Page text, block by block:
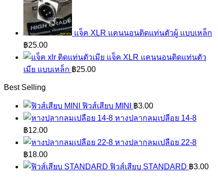
แจ็ค XLR แคนนอนติดแท่นตัวผู้ แบบเหล็ก
฿25.00
แจ็ค XLR แคนนอนติดแท่นตัว
เมีย แบบเหล็ก ฿25.00
Best Selling
ฟิวส์เสียบ MINI ฿3.00
หางปลากลมเปลือย 14-8
฿12.00
หางปลากลมเปลือย 22-8
฿18.00
ฟิวส์เสียบ STANDARD ฿3.00